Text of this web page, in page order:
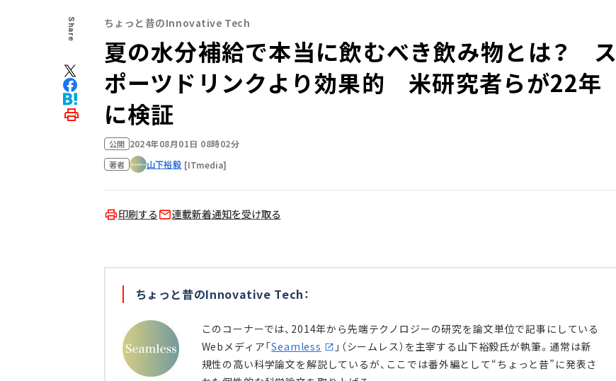
Share ちょっと昔のInnovative Tech
夏の水分補給で本当に飲むべき飲み物とは？ ス
ポーツドリンクより効果的 米研究者らが22年
に検証
公開 2024年08月01日 08時02分
著者 山下裕毅 [ITmedia]
印刷する 連載新着通知を受け取る
ちょっと昔のInnovative Tech：
このコーナーでは、2014年から先端テクノロジーの研究を論文単位で記事にしている
Webメディア「Seamless
」（シームレス）を主宰する山下裕毅氏が執筆。通常は新
規性の高い科学論文を解説しているが、ここでは番外編として“ちょっと昔”に発表さ